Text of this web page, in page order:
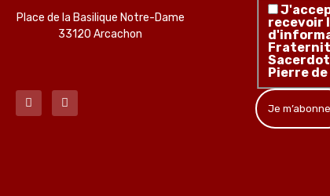
Place de la Basilique Notre-Dame
33120 Arcachon
recevoir
Pierre